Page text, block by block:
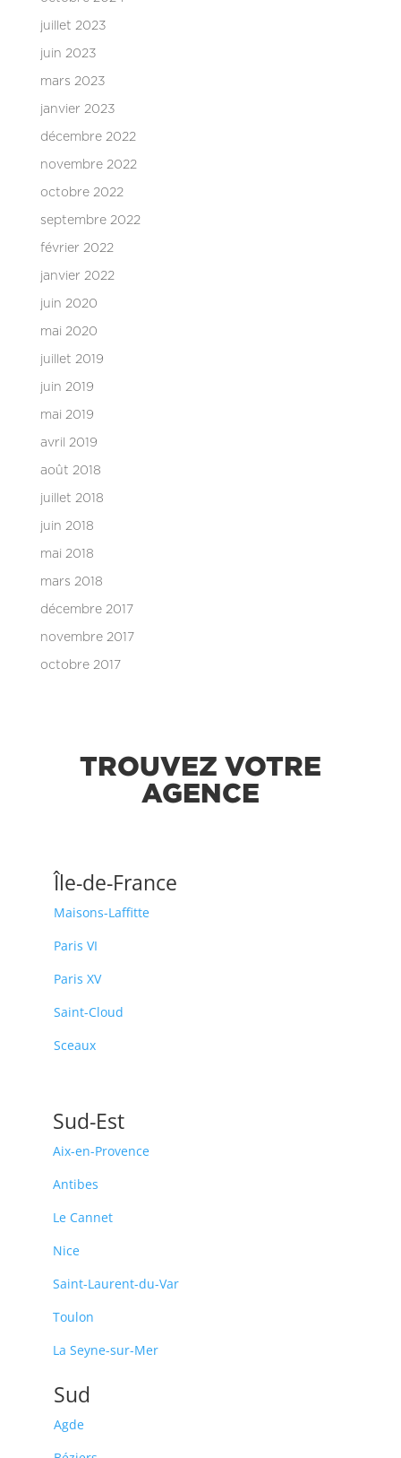
juillet 2023
juin 2023
mars 2023
janvier 2023
décembre 2022
novembre 2022
octobre 2022
septembre 2022
février 2022
janvier 2022
juin 2020
mai 2020
juillet 2019
juin 2019
mai 2019
avril 2019
août 2018
juillet 2018
juin 2018
mai 2018
mars 2018
décembre 2017
novembre 2017
octobre 2017
TROUVEZ VOTRE
AGENCE
Île-de-France
Maisons-Laffitte
Paris VI
Paris XV
Saint-Cloud
Sceaux
Sud-Est
Aix-en-Provence
Antibes
Le Cannet
Nice
Saint-Laurent-du-Var
Toulon
La Seyne-sur-Mer
Sud
Agde